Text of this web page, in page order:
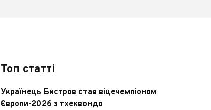
Топ статті
Українець Бистров став віцечемпіоном
Європи-2026 з тхеквондо